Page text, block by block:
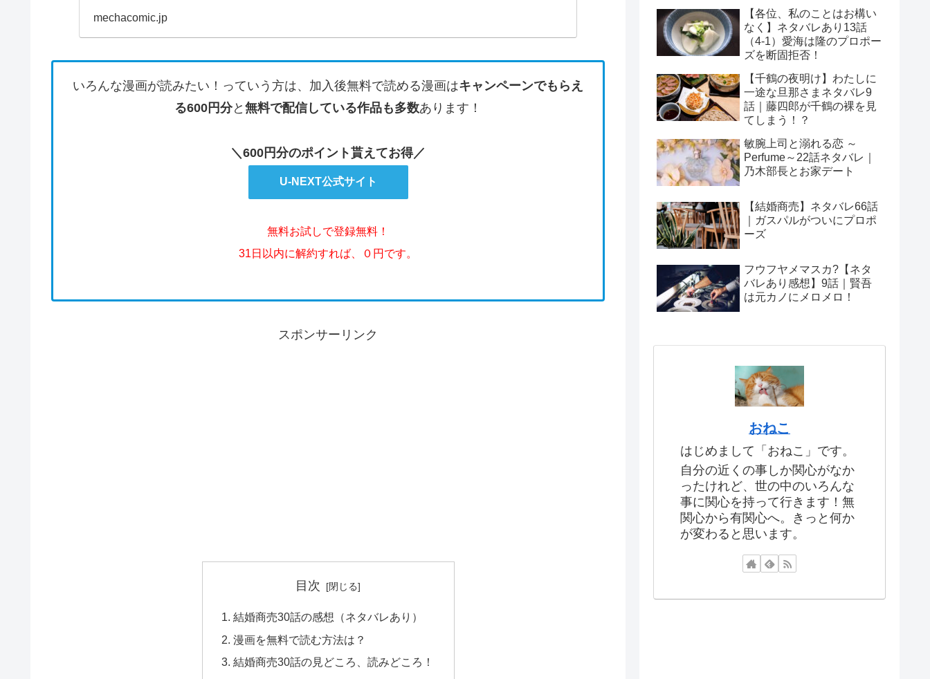
mechacomic.jp
いろんな漫画が読みたい！っていう方は、加入後無料で読める漫画はキャンペーンでもらえ
る600円分と 無料で配信している作品も多数あります！
＼600円分のポイント貰えてお得／
U-NEXT公式サイト
無料お試しで登録無料！
31日以内に解約すれば、０円です。
スポンサーリンク
目次
結婚商売30話の感想（ネタバレあり）
漫画を無料で読む方法は？
結婚商売30話の見どころ、読みどころ！
【各位、私のことはお構い
なく】ネタバレあり13話
（4-1）愛海は隆のプロポー
ズを断固拒否！
【千鶴の夜明け】わたしに
一途な旦那さまネタバレ9
話｜藤四郎が千鶴の裸を見
てしまう！？
敏腕上司と溺れる恋 ～
Perfume～22話ネタバレ｜
乃木部長とお家デート
【結婚商売】ネタバレ66話
｜ガスパルがついにプロポ
ーズ
フウフヤメマスカ?【ネタ
バレあり感想】9話｜賢吾
は元カノにメロメロ！
おねこ
はじめまして「おねこ」です。
自分の近くの事しか関心がなか
ったけれど、世の中のいろんな
事に関心を持って行きます！無
関心から有関心へ。きっと何か
が変わると思います。